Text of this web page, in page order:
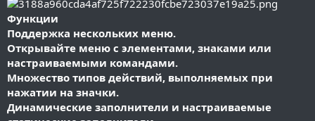
Функции
Поддержка нескольких меню.
Открывайте меню с элементами, знаками или
настраиваемыми командами.
Множество типов действий, выполняемых при
нажатии на значки.
Динамические заполнители и настраиваемые